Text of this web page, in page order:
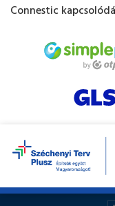
Connestic
Tervezte és
Ahogy a legtöbb
nagyobb felhasználói
A böngészés